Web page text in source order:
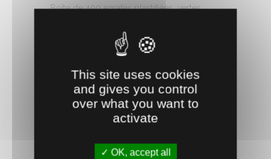
Boîte de 400 agrafes plastifiées, vertes.
€
This site uses cookies
and gives you control
over what you want to
activate
OK, accept all